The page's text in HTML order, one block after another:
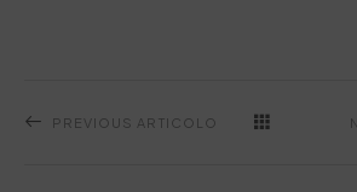
PREVIOUS ARTICOLO